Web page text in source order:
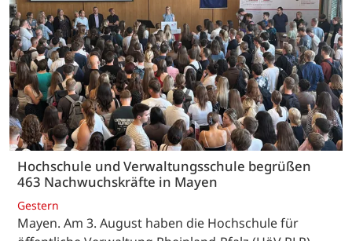
Hochschule und Verwaltungsschule begrüßen
463 Nachwuchskräfte in Mayen
Gestern
Mayen. Am 3. August haben die Hochschule für